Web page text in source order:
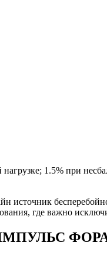
1.5% при
где важно
ИМПУЛЬС